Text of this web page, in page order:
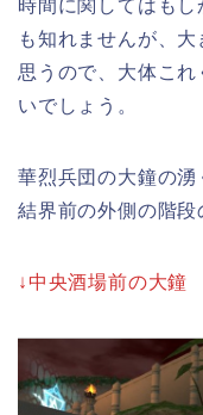
時間に関してはも
も知れませんが、
思うので、大体こ
いでしょう。
華烈兵団の大鐘の湧
結界前の外側の階段
↓中央酒場前の大鐘